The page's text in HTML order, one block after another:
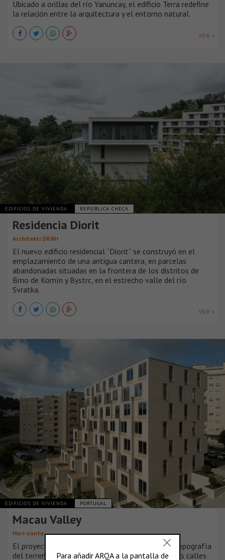
Ubicado a orillas del río Yanuncay, el edificio Terra redefine
la relación entre la arquitectura y el entorno natural.
VER +
EDIFICIOS DE VIVIENDA REPÚBLICA CHECA
Residencia Diorit
Architekti DRNH
El nuevo edificio residencial “Diorit” se construyó en el
emplazamiento de una antigua cantera, en parcelas
abandonadas situadas en la frontera de los distritos de
Brno de Komín y Bystrc, en el estrecho valle del río
Svratka.
VER +
EDIFICIOS DE VIVIENDA PORTUGAL
Macau Valley
Hori-zonte
El proyecto surge de un análisis detallado de la topografía
del terreno y del tejido urbano circundante. Las dos calles